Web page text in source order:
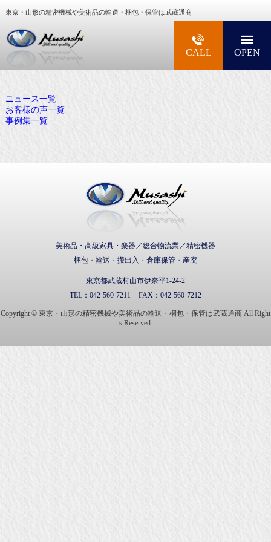
東京・山形の精密機械や美術品の輸送・梱包・保管は武蔵通商
大型精密機械・美術品・高級楽器の梱包・輸送
CALL OPEN
ニュース一覧
お客様の声一覧
事例集一覧
美術品・高級家具・楽器／総合物流業／精密機器
梱包・輸送・搬出入・倉庫保管・産廃
東京都武蔵村山市伊奈平1-24-2
TEL： 042-560-7211 FAX： 042-560-7212
Copyright © 東京・山形の精密機械や美術品の輸送・梱包・保管は武蔵通商 All Right
s Reserved.